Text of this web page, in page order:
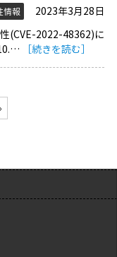
情報
2023年3月28日
(CVE-2022-48362)に
［続きを読む］